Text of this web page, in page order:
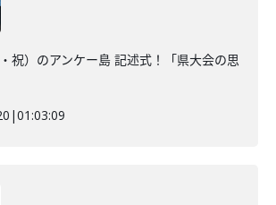
祝）のアンケー島 記述式！「県大会の思
|01:03:09